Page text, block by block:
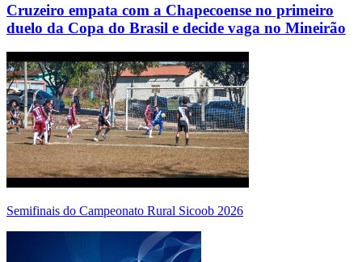
Cruzeiro empata com a Chapecoense no primeiro
duelo da Copa do Brasil e decide vaga no Mineirão
Semifinais do Campeonato Rural Sicoob 2026